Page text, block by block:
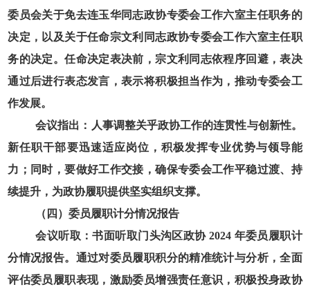
委员会关于免去连玉华同志政协专委会工作六室主任职务的
决定，以及关于任命宗文利同志政协专委会工作六室主任职
务的决定。任命决定表决前，宗文利同志依程序回避，表决
通过后进行表态发言，表示将积极担当作为，推动专委会工
作发展。
会议指出：人事调整关乎政协工作的连贯性与创新性。
新任职干部要迅速适应岗位，积极发挥专业优势与领导能
力；同时，要做好工作交接，确保专委会工作平稳过渡、持
续提升，为政协履职提供坚实组织支撑。
（四）委员履职计分情况报告
会议听取：书面听取门头沟区政协2024 年委员履职计
分情况报告。通过对委员履职积分的精准统计与分析，全面
评估委员履职表现，激励委员增强责任意识，积极投身政协